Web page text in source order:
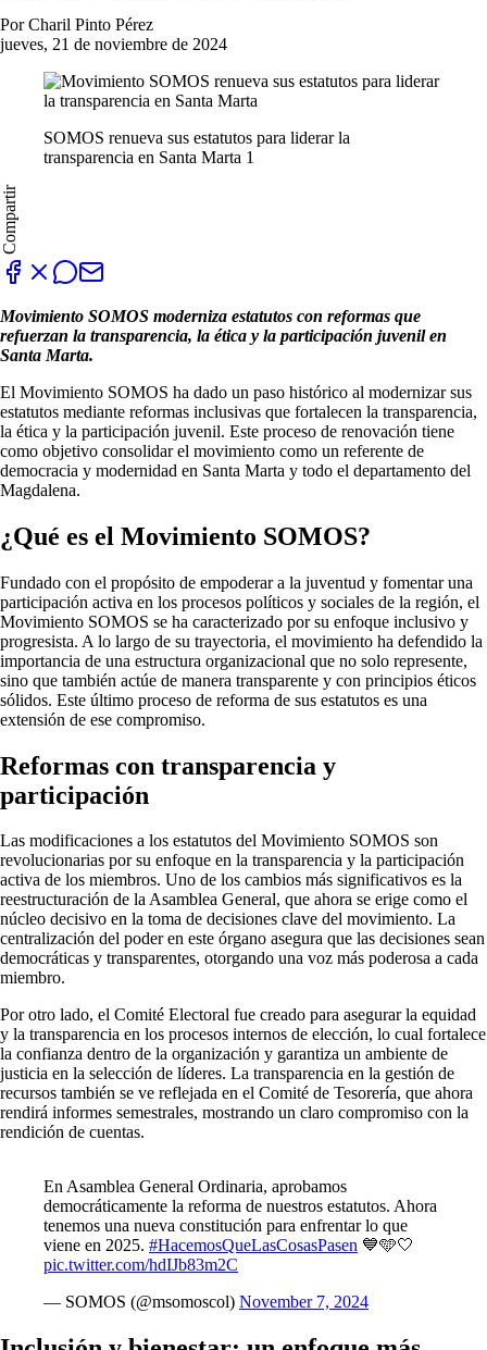
Por Charil Pinto Pérez
jueves, 21 de noviembre de 2024
SOMOS renueva sus estatutos para liderar la
transparencia en Santa Marta 1
Compartir
Movimiento SOMOS moderniza estatutos con reformas que
refuerzan la transparencia, la ética y la participación juvenil en
Santa Marta.
El Movimiento SOMOS ha dado un paso histórico al modernizar sus
estatutos mediante reformas inclusivas que fortalecen la transparencia,
la ética y la participación juvenil. Este proceso de renovación tiene
como objetivo consolidar el movimiento como un referente de
democracia y modernidad en Santa Marta y todo el departamento del
Magdalena.
¿Qué es el Movimiento SOMOS?
Fundado con el propósito de empoderar a la juventud y fomentar una
participación activa en los procesos políticos y sociales de la región, el
Movimiento SOMOS se ha caracterizado por su enfoque inclusivo y
progresista. A lo largo de su trayectoria, el movimiento ha defendido la
importancia de una estructura organizacional que no solo represente,
sino que también actúe de manera transparente y con principios éticos
sólidos. Este último proceso de reforma de sus estatutos es una
extensión de ese compromiso.
Reformas con transparencia y
participación
Las modificaciones a los estatutos del Movimiento SOMOS son
revolucionarias por su enfoque en la transparencia y la participación
activa de los miembros. Uno de los cambios más significativos es la
reestructuración de la Asamblea General, que ahora se erige como el
núcleo decisivo en la toma de decisiones clave del movimiento. La
centralización del poder en este órgano asegura que las decisiones sean
democráticas y transparentes, otorgando una voz más poderosa a cada
miembro.
Por otro lado, el Comité Electoral fue creado para asegurar la equidad
y la transparencia en los procesos internos de elección, lo cual fortalece
la confianza dentro de la organización y garantiza un ambiente de
justicia en la selección de líderes. La transparencia en la gestión de
recursos también se ve reflejada en el Comité de Tesorería, que ahora
rendirá informes semestrales, mostrando un claro compromiso con la
rendición de cuentas.
En Asamblea General Ordinaria, aprobamos
democráticamente la reforma de nuestros estatutos. Ahora
tenemos una nueva constitución para enfrentar lo que
viene en 2025. #HacemosQueLasCosasPasen 💙🩵🤍
pic.twitter.com/hdIJb83m2C
— SOMOS (@msomoscol) November 7, 2024